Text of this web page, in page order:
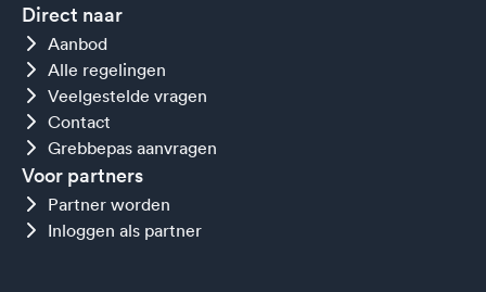
Direct naar
Aanbod
Alle regelingen
Veelgestelde vragen
Contact
Grebbepas aanvragen
Voor partners
Partner worden
Inloggen als partner